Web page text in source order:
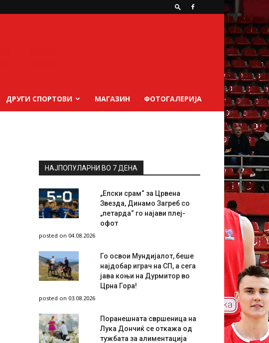
ДРУГИ СПОРТОВИ МАГАЗИН ФОТОГАЛЕРИЈА
НАЈПОПУЛАРНИ ВО 7 ДЕНА
„Епски срам“ за Црвена
Звезда, Динамо Загреб со
„петарда“ го најави плеј-
офот
posted on 04.08.2026
Го освои Мундијалот, беше
најдобар играч на СП, а сега
јава коњи на Дурмитор во
Црна Гора!
posted on 03.08.2026
Поранешната свршеница на
Лука Дончиќ се откажа од
тужбата за алиментација